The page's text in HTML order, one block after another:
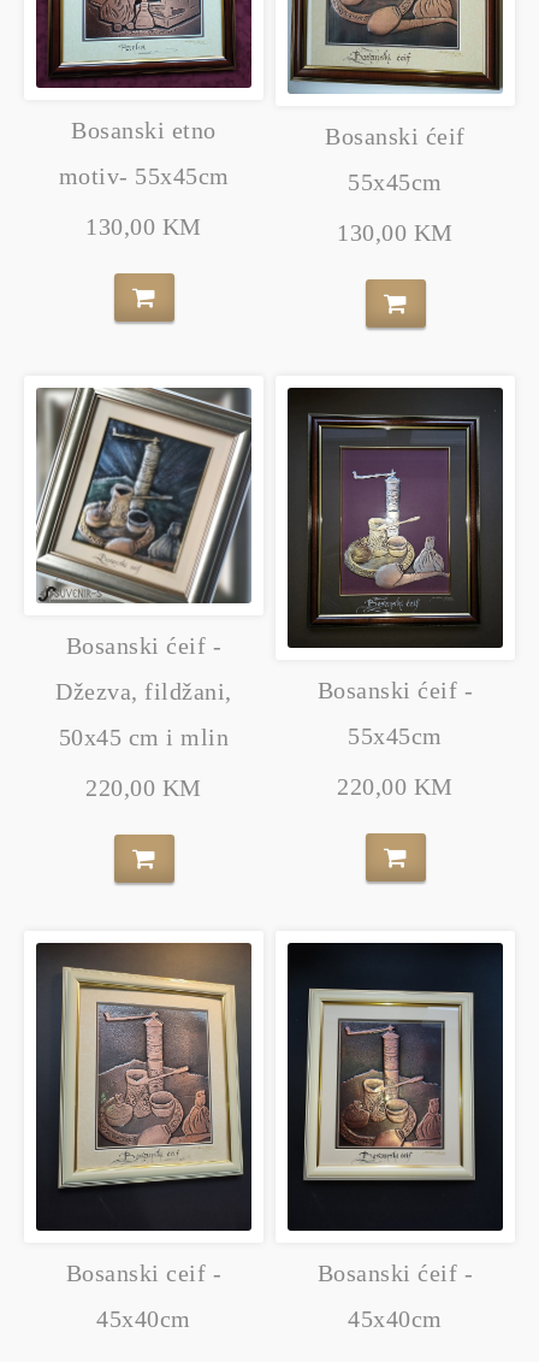
Bosanski etno
motiv- 55x45cm
130,00 KM
Bosanski ćeif
55x45cm
130,00 KM
Bosanski ćeif -
Džezva, fildžani,
50x45 cm i mlin
220,00 KM
Bosanski ćeif -
55x45cm
220,00 KM
Bosanski ceif -
45x40cm
Bosanski ćeif -
45x40cm